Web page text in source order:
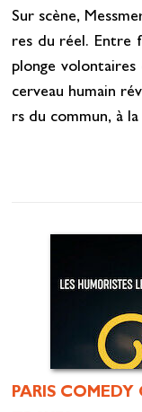
Sur scène,
res du réel. Entre
plonge
cerveau humain
rs du commun, à la
PARIS COMEDY